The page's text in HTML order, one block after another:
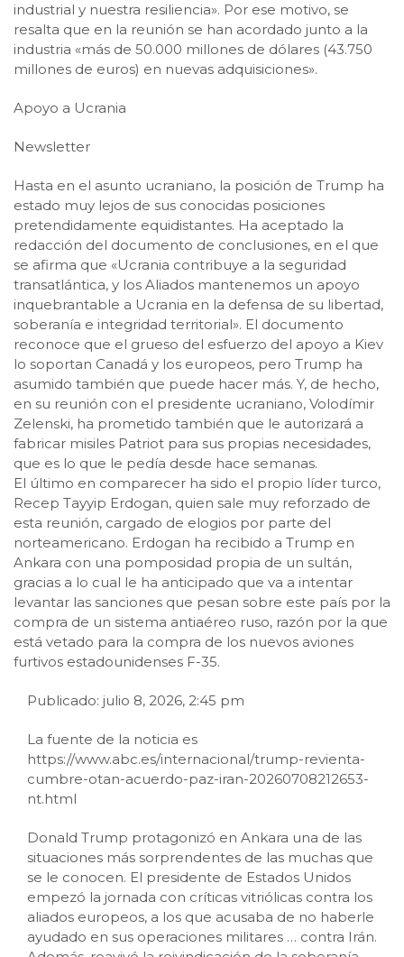
industrial y nuestra resiliencia». Por ese motivo, se
resalta que en la reunión se han acordado junto a la
industria «más de 50.000 millones de dólares (43.750
millones de euros) en nuevas adquisiciones».
Apoyo a Ucrania
Newsletter
Hasta en el asunto ucraniano, la posición de Trump ha
estado muy lejos de sus conocidas posiciones
pretendidamente equidistantes. Ha aceptado la
redacción del documento de conclusiones, en el que
se afirma que «Ucrania contribuye a la seguridad
transatlántica, y los Aliados mantenemos un apoyo
inquebrantable a Ucrania en la defensa de su libertad,
soberanía e integridad territorial». El documento
reconoce que el grueso del esfuerzo del apoyo a Kiev
lo soportan Canadá y los europeos, pero Trump ha
asumido también que puede hacer más. Y, de hecho,
en su reunión con el presidente ucraniano, Volodímir
Zelenski, ha prometido también que le autorizará a
fabricar misiles Patriot para sus propias necesidades,
que es lo que le pedía desde hace semanas.
El último en comparecer ha sido el propio líder turco,
Recep Tayyip Erdogan, quien sale muy reforzado de
esta reunión, cargado de elogios por parte del
norteamericano. Erdogan ha recibido a Trump en
Ankara con una pomposidad propia de un sultán,
gracias a lo cual le ha anticipado que va a intentar
levantar las sanciones que pesan sobre este país por la
compra de un sistema antiaéreo ruso, razón por la que
está vetado para la compra de los nuevos aviones
furtivos estadounidenses F-35.
Publicado: julio 8, 2026, 2:45 pm
La fuente de la noticia es
https://www.abc.es/internacional/trump-revienta-
cumbre-otan-acuerdo-paz-iran-20260708212653-
nt.html
Donald Trump protagonizó en Ankara una de las
situaciones más sorprendentes de las muchas que
se le conocen. El presidente de Estados Unidos
empezó la jornada con críticas vitriólicas contra los
aliados europeos, a los que acusaba de no haberle
ayudado en sus operaciones militares … contra Irán.